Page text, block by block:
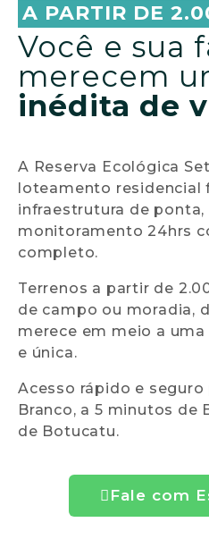
A PARTIR DE
Você e sua
merecem
inédita de
A Reserva Ecológica
loteamento residencial
infraestrutura de ponta,
monitoramento 24hrs
completo.
Terrenos a partir de
de campo ou moradia,
merece em meio a
e única.
Acesso rápido e
Branco, a 5 minutos de
de Botucatu.
Fale com